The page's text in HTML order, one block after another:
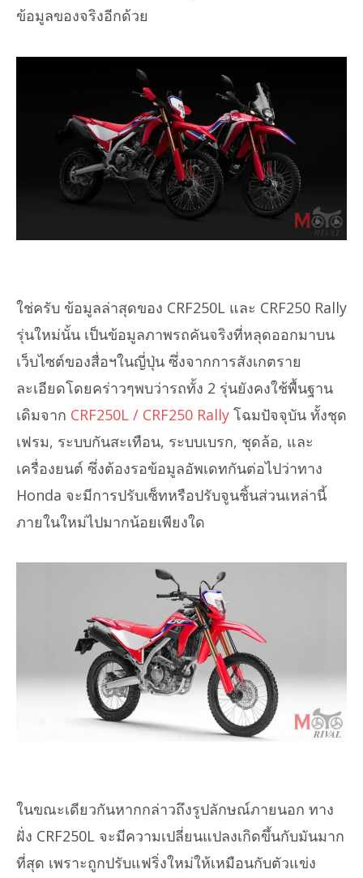
ข้อมูลของจริงอีกด้วย
ใช่ครับ ข้อมูลล่าสุดของ CRF250L และ CRF250 Rally
รุ่นใหม่นั้น เป็นข้อมูลภาพรถคันจริงที่หลุดออกมาบน
เว็บไซต์ของสื่อฯในญี่ปุ่น ซึ่งจากการสังเกตราย
ละเอียดโดยคร่าวๆพบว่ารถทั้ง 2 รุ่นยังคงใช้พื้นฐาน
เดิมจาก CRF250L / CRF250 Rally โฉมปัจจุบัน ทั้งชุด
เฟรม, ระบบกันสะเทือน, ระบบเบรก, ชุดล้อ, และ
เครื่องยนต์ ซึ่งต้องรอข้อมูลอัพเดทกันต่อไปว่าทาง
Honda จะมีการปรับเซ็ทหรือปรับจูนชิ้นส่วนเหล่านี้
ภายในใหม่ไปมากน้อยเพียงใด
ในขณะเดียวกันหากกล่าวถึงรูปลักษณ์ภายนอก ทาง
ฝั่ง CRF250L จะมีความเปลี่ยนแปลงเกิดขึ้นกับมันมาก
ที่สุด เพราะถูกปรับแฟริ่งใหม่ให้เหมือนกับตัวแข่ง